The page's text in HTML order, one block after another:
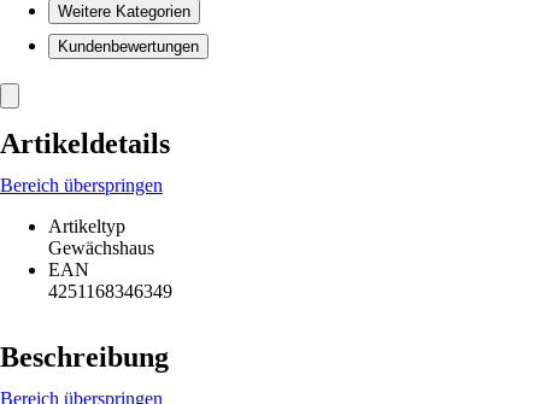
Weitere Kategorien
Kundenbewertungen
Artikeldetails
Bereich überspringen
Artikeltyp
Gewächshaus
EAN
4251168346349
Beschreibung
Bereich überspringen